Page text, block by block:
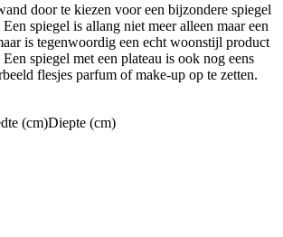
door te kiezen voor een bijzondere spiegel
spiegel is allang niet meer alleen maar een
is tegenwoordig een echt woonstijl product
spiegel met een plateau is ook nog eens
flesjes parfum of make-up op te zetten.
(cm)Diepte (cm)